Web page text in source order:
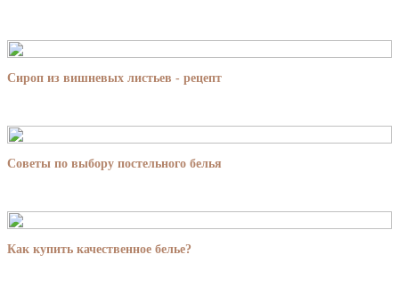
Сироп из вишневых листьев - рецепт
Советы по выбору постельного белья
Как купить качественное белье?